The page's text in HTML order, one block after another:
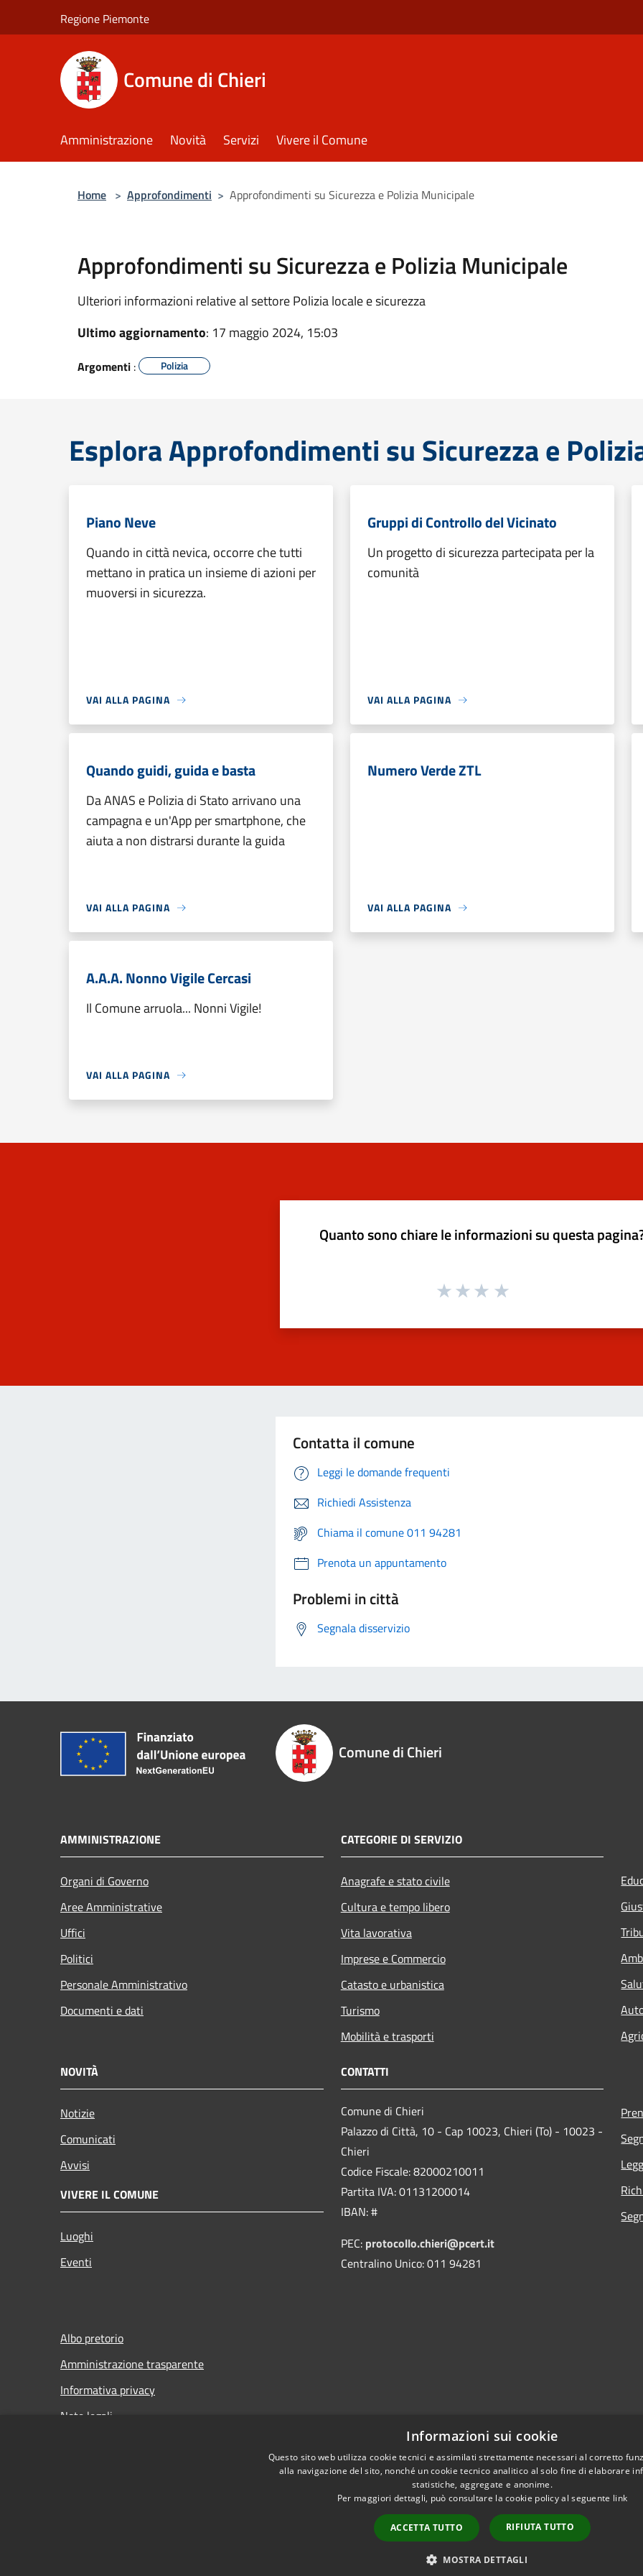
Regione Piemonte
Comune di Chieri
Amministrazione Novità Servizi Vivere il Comune
Home > Approfondimenti > Approfondimenti su Sicurezza e Polizia Municipale
Approfondimenti su Sicurezza e Polizia Municipale
Ulteriori informazioni relative al settore Polizia locale e sicurezza
Ultimo aggiornamento: 17 maggio 2024, 15:03
Argomenti : Polizia
Esplora Approfondimenti su Sicurezza e
Piano Neve
Quando in città nevica, occorre che tutti
mettano in pratica un insieme di azioni per
muoversi in sicurezza.
VAI ALLA PAGINA
Gruppi di Controllo del Vicinato
Un progetto di sicurezza partecipata per la
comunità
VAI ALLA PAGINA
Quando guidi, guida e basta
Da ANAS e Polizia di Stato arrivano una
campagna e un'App per smartphone, che
aiuta a non distrarsi durante la guida
VAI ALLA PAGINA
Numero Verde ZTL
VAI ALLA PAGINA
A.A.A. Nonno Vigile Cercasi
Il Comune arruola... Nonni Vigile!
VAI ALLA PAGINA
Quanto sono chiare le informazioni su questa
Contatta il comune
Leggi le domande frequenti
Richiedi Assistenza
Chiama il comune 011 94281
Prenota un appuntamento
Problemi in città
Segnala disservizio
Comune di Chieri
AMMINISTRAZIONE
Organi di Governo
Aree Amministrative
Uffici
Politici
Personale Amministrativo
Documenti e dati
CATEGORIE DI SERVIZIO
Anagrafe e stato civile
Cultura e tempo libero
Vita lavorativa
Imprese e Commercio
Catasto e urbanistica
Turismo
Mobilità e trasporti
NOVITÀ
Notizie
Comunicati
Avvisi
VIVERE IL COMUNE
Luoghi
Eventi
CONTATTI
Comune di Chieri
Palazzo di Città, 10 - Cap 10023, Chieri (To) - 10023 -
Chieri
Codice Fiscale: 82000210011
Partita IVA: 01131200014
IBAN: #
PEC: protocollo.chieri@pcert.it
Centralino Unico: 011 94281
Albo pretorio
Amministrazione trasparente
Informativa privacy
Note legali
Copyright © 2026 •
Informazioni sui cookie
Questo sito web utilizza cookie tecnici e assimilati strettamente necessari al corretto
alla navigazione del sito, nonché un cookie tecnico analitico al solo fine di elaborare
statistiche, aggregate e anonime.
Per maggiori dettagli, può consultare la cookie policy al seguente link
ACCETTA TUTTO RIFIUTA TUTTO
MOSTRA DETTAGLI